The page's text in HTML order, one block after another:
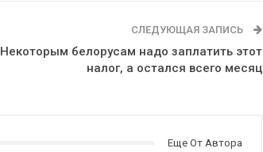
СЛЕДУЮЩАЯ ЗАПИСЬ
Некоторым белорусам надо заплатить этот
налог, а остался всего месяц
Еще От Автора